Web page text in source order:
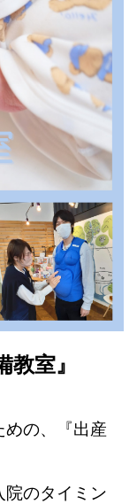
室』
めの、『出産
院のタイミン